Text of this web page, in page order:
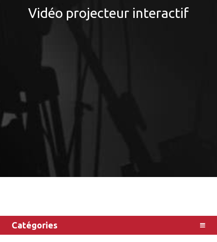
Vidéo projecteur interactif
Catégories